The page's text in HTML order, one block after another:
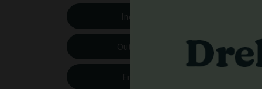
Indoor-Höhe:
Outdoor-Höhe:
Erntemonat: